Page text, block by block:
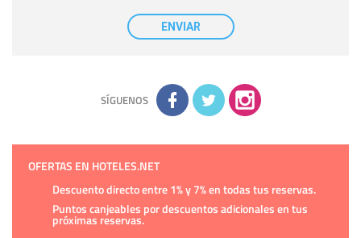
con carácter general, sólo el personal de
nuestra entidad que esté debidamente autorizado podrá
tener conocimiento de la información que le pedimos. No se
comunicarán datos a terceros.
adicional y detallada sobre cómo tratamos sus datos en la
política de privacidad
ENVIAR
SÍGUENOS
OFERTAS EN HOTELES.NET
Descuento directo entre 1% y 7% en todas tus reservas.
Puntos canjeables por descuentos adicionales en tus
próximas reservas.